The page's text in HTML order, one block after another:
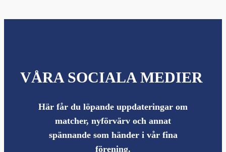
VÅRA SOCIALA MEDIER
Här får du löpande uppdateringar om
matcher, nyförvärv och annat
spännande som händer i vår fina
förening.